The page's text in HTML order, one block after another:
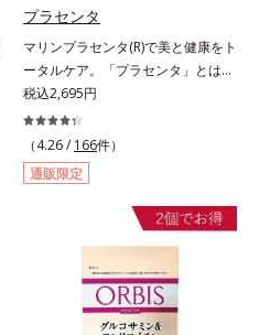
プラセンタ
マリンプラセンタ(R)で美と健康をト
ータルケア。「プラセンタ」とは、
母から子へ酸素や栄養素をおく
る“胎盤”のこと。豊富な栄養素を含
むプラセンタは、みずみずしい美し
さや元気を求める女性の間で大きな
注目を集めている成分です。豚由来
のプラセンタが多い中、オルビスは
鮭由来のプラセンタを採用しまし
るエラスチンのほか、うるおいをキ
ープするヒアルロン酸、コラーゲ
ン、みずみずしさをアシストするコ
税込2,695円
（4.26 / 166件）
通販限定